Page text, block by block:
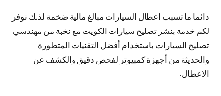
دائما ما تسبب اعطال السيارات مبالغ مالية ضخمة لذلك نوفر
لكم خدمة بنشر تصليح سيارات الكويت مع نخبة من مهندسي
تصليح السيارات باستخدام أفضل التقنيات المتطورة
والحديثة من أجهزة كمبيوتر لفحص دقيق والكشف عن
الاعطال.